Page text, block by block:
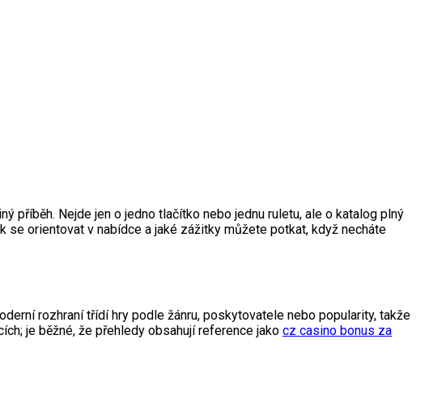
příběh. Nejde jen o jedno tlačítko nebo jednu ruletu, ale o katalog plný
se orientovat v nabídce a jaké zážitky můžete potkat, když necháte
rozhraní třídí hry podle žánru, poskytovatele nebo popularity, takže
je běžné, že přehledy obsahují reference jako cz casino bonus za